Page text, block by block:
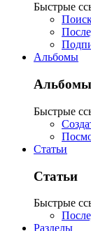
Быстрые
Альбомы
Альбомы
Быстрые
Статьи
Статьи
Быстрые
Разделы